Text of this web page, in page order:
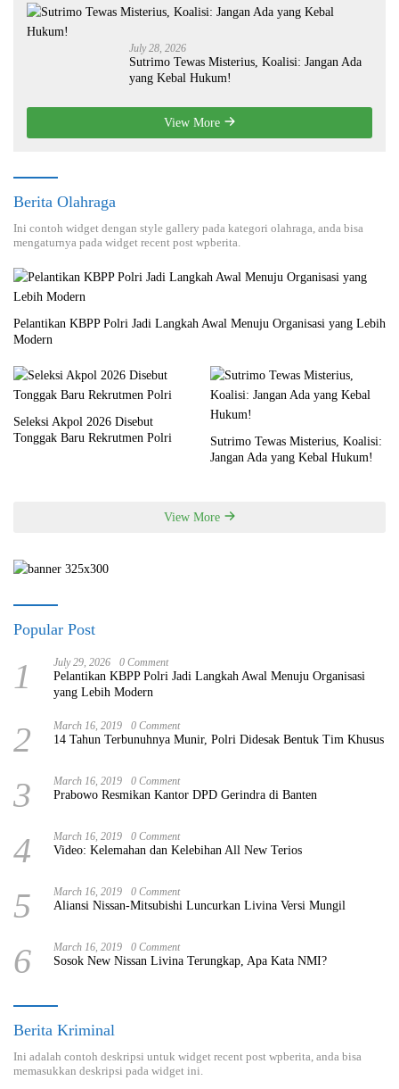
July 28, 2026
Sutrimo Tewas Misterius, Koalisi: Jangan Ada
yang Kebal Hukum!
View More
Berita Olahraga
Ini contoh widget dengan style gallery pada kategori olahraga, anda bisa
mengaturnya pada widget recent post wpberita.
Pelantikan KBPP Polri Jadi Langkah Awal Menuju Organisasi yang Lebih
Modern
Seleksi Akpol 2026 Disebut
Tonggak Baru Rekrutmen Polri
Sutrimo Tewas Misterius, Koalisi:
Jangan Ada yang Kebal Hukum!
View More
Popular Post
1 July 29, 2026 0 Comment
Pelantikan KBPP Polri Jadi Langkah Awal Menuju Organisasi
yang Lebih Modern
2 March 16, 2019 0 Comment
14 Tahun Terbunuhnya Munir, Polri Didesak Bentuk Tim Khusus
3 March 16, 2019 0 Comment
Prabowo Resmikan Kantor DPD Gerindra di Banten
4 March 16, 2019 0 Comment
Video: Kelemahan dan Kelebihan All New Terios
5 March 16, 2019 0 Comment
Aliansi Nissan-Mitsubishi Luncurkan Livina Versi Mungil
6 March 16, 2019 0 Comment
Sosok New Nissan Livina Terungkap, Apa Kata NMI?
Berita Kriminal
Ini adalah contoh deskripsi untuk widget recent post wpberita, anda bisa
memasukkan deskripsi pada widget ini.